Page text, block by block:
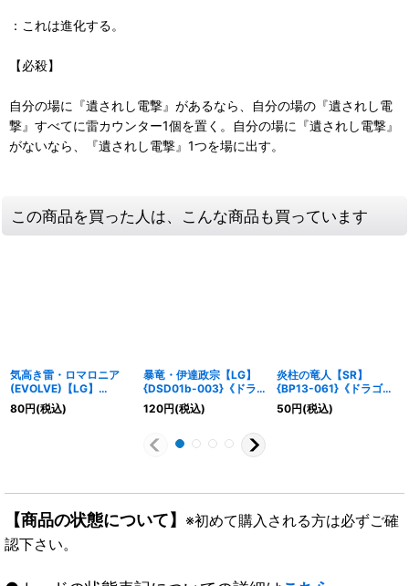
：これは進化する。
【必殺】
自分の場に『遺されし電撃』があるなら、自分の場の『遺されし電
撃』すべてに雷カウンター1個を置く。自分の場に『遺されし電撃』
がないなら、『遺されし電撃』1つを場に出す。
この商品を買った人は、こんな商品も買っています
気高き雷・ロマロニア
(EVOLVE)【LG】
{DSD01b-002}《ドラ
ゴン》
80円(税込)
暴竜・伊達政宗【LG】
{DSD01b-003}《ドラ
ゴン》
120円(税込)
炎柱の竜人【SR】
{BP13-061}《ドラゴ
ン》
50円(税込)
【商品の状態について】 ※初めて購入される方は必ずご確
認下さい。